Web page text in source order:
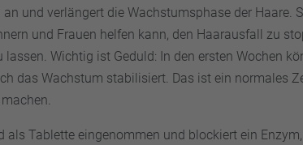
und verlängert die Wachstumsphase der Haare.
und Frauen helfen kann, den Haarausfall zu
Wichtig ist Geduld: In den ersten Wochen
das Wachstum stabilisiert. Das ist ein normales
als Tablette eingenommen und blockiert ein